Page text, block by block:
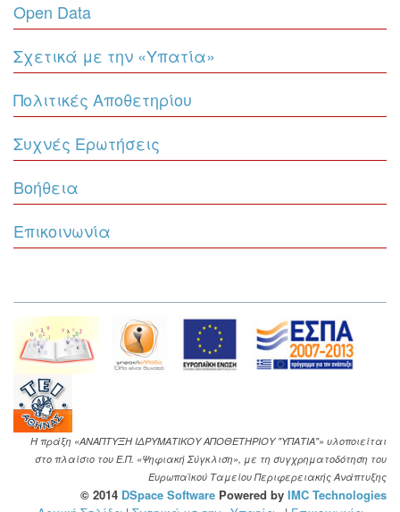
Open Data
Σχετικά με την «Υπατία»
Πολιτικές Αποθετηρίου
Συχνές Ερωτήσεις
Βοήθεια
Επικοινωνία
Η πράξη «ΑΝΑΠΤΥΞΗ ΙΔΡΥΜΑΤΙΚΟΥ ΑΠΟΘΕΤΗΡΙΟΥ "ΥΠΑΤΙΑ"» υλοποιείται
στο πλαίσιο του Ε.Π. «Ψηφιακή Σύγκλιση», με τη συγχρηματοδότηση του
Ευρωπαϊκού Ταμείου Περιφερειακής Ανάπτυξης
© 2014 DSpace Software Powered by IMC Technologies